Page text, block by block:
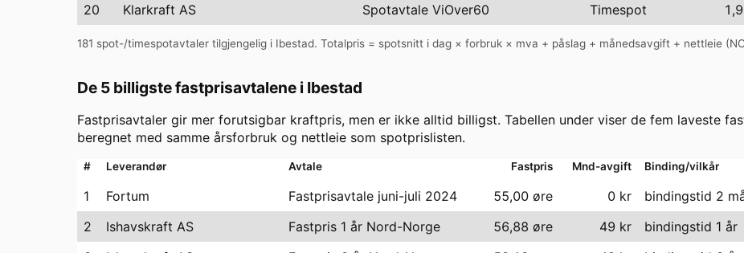
20
Klarkraft AS Spotavtale ViOver60 Timespot
181 spot-/timespotavtaler tilgjengelig i Ibestad. Totalpris = spotsnitt i dag × forbruk × mva + påslag + månedsavgift + nettleie (
De 5 billigste fastprisavtalene i Ibestad
Fastprisavtaler gir mer forutsigbar kraftpris, men er ikke alltid billigst. Tabellen under viser de fem laveste
beregnet med samme årsforbruk og nettleie som spotprislisten.
# Leverandør Avtale Fastpris Mnd-avgift Binding/vilkår
1 Fortum Fastprisavtale juni-juli 2024 55,00 øre 0 kr bindingstid 2
2
Ishavskraft AS Fastpris 1 år Nord-Norge 56,88 øre 49 kr bindingstid 1 år